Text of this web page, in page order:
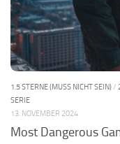
1.5 STERNE (MUSS NICHT SEIN)/
SERIE
13. NOVEMBER 2024
Most Dangerous